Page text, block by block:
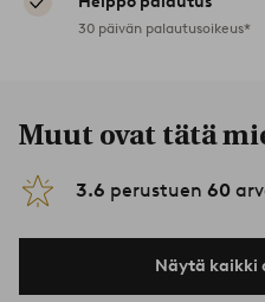
30 päivän palautusoikeus*
Muut ovat tätä
3.6 perustuen 60
Näytä kaikki